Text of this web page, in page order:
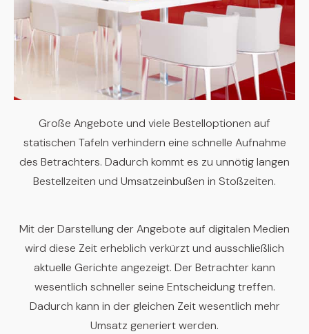
Große Angebote und viele Bestelloptionen auf
statischen Tafeln verhindern eine schnelle Aufnahme
des Betrachters. Dadurch kommt es zu unnötig langen
Bestellzeiten und Umsatzeinbußen in Stoßzeiten.
Mit der Darstellung der Angebote auf digitalen Medien
wird diese Zeit erheblich verkürzt und ausschließlich
aktuelle Gerichte angezeigt. Der Betrachter kann
wesentlich schneller seine Entscheidung treffen.
Dadurch kann in der gleichen Zeit wesentlich mehr
Umsatz generiert werden.